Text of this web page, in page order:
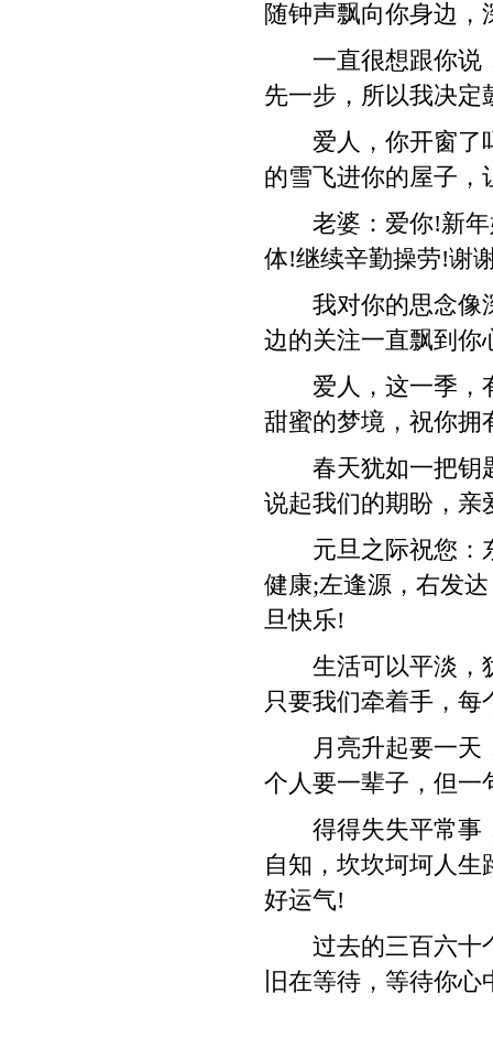
随钟声飘向你身边
一直很想跟你说，
先一步，所以我决定
爱人，你开窗了吗
的雪飞进你的屋子，
老婆：爱你!新年
体!继续辛勤操劳!谢
我对你的思念像深
边的关注一直飘到你
爱人，这一季，有
甜蜜的梦境，祝你拥
春天犹如一把钥匙
说起我们的期盼，亲
元旦之际祝您：东
健康;左逢源，右发
旦快乐!
生活可以平淡，犹
只要我们牵着手，
月亮升起要一天，
个人要一辈子，但一
得得失失平常事，
自知，坎坎坷坷人
好运气!
过去的三百六十个
旧在等待，等待你心